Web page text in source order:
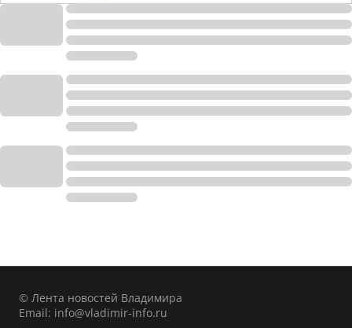
© Лента новостей Владимира
Email: info@vladimir-info.ru